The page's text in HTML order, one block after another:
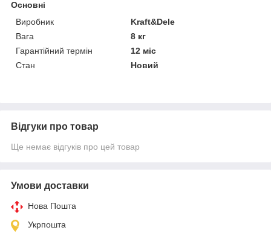
Основні
Виробник
Kraft&Dele
Вага
8 кг
Гарантійний термін
12 міс
Стан
Новий
Відгуки про товар
Ще немає відгуків про цей товар
Умови доставки
Нова Пошта
Укрпошта